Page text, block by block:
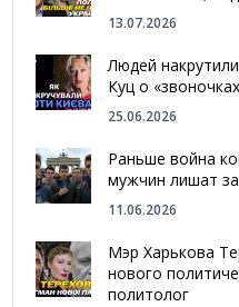
13.07.2026
Людей
Куц о
25.06.2026
Раньше война
мужчин лишат
11.06.2026
Мэр Харькова
нового
политолог